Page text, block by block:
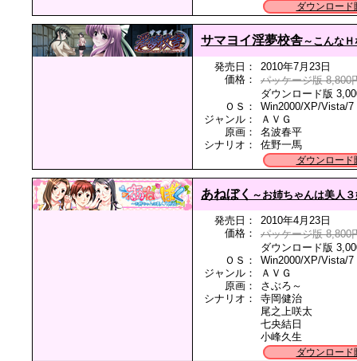
ダウンロード
サマヨイ淫夢校舎～こんな
発売日：
2010年7月23日
価格：
パッケージ版 8,800
ダウンロード版
ＯＳ：
Win2000/XP/Vista/7
ジャンル：
ＡＶＧ
原画：
名波春平
シナリオ：
佐野一馬
ダウンロード
あねぼく ～お姉ちゃんは美人
発売日：
2010年4月23日
価格：
パッケージ版 8,800
ダウンロード版
ＯＳ：
Win2000/XP/Vista/7
ジャンル：
ＡＶＧ
原画：
さぶろ～
シナリオ：
寺岡健治
尾之上咲太
七央結日
小峰久生
ダウンロード